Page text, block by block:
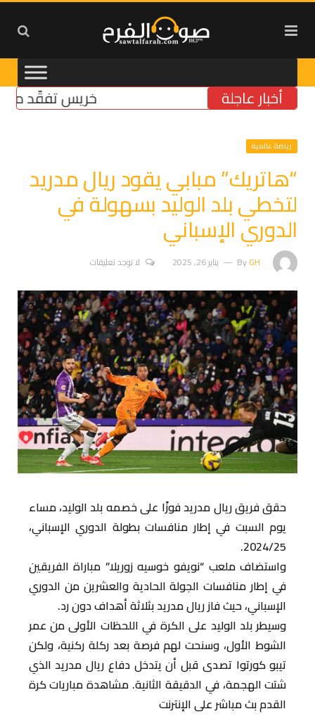
أخبار عاجلة خريس تفقّد مركز
رياضة عالمية
“هاتريك” مبابي يقود ريال مدريد
لتخطي بلد الوليد بسهولة في
الدوري الإسباني
ByGH يناير 26, 2025 لا توجد تعليقات
حقق فريق ريال مدريد فوزًا على خصمه بلد الوليد، مساء
يوم السبت في إطار منافسات بطولة الدوري الإسباني،
2024/25.
واستضاف ملعب “نويفو خوسيه زوريلا” مباراة الفريقين
في إطار منافسات الجولة الحادية والعشرين من الدوري
الإسباني، حيث فاز ريال مدريد بثلاثة أهداف دون رد.
وسيطر بلد الوليد على الكرة في اللحظات الأولى من عمر
الشوط الأول، وسنحت لهم فرصة بعد ركلة ركنية، ولكن
تيبو كورتوا تصدى قبل أن يتدخل دفاع ريال مدريد الذي
شتت الهجمة، في الدقيقة الثانية. مشاهدة مباريات كرة
القدم بث مباشر على الإنترنت